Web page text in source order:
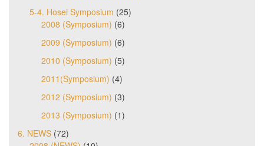
5-4. Hosei Symposium (25)
2008 (Symposium) (6)
2009 (Symposium) (6)
2010 (Symposium) (5)
2011(Symposium) (4)
2012 (Symposium) (3)
2013 (Symposium) (1)
6. NEWS (72)